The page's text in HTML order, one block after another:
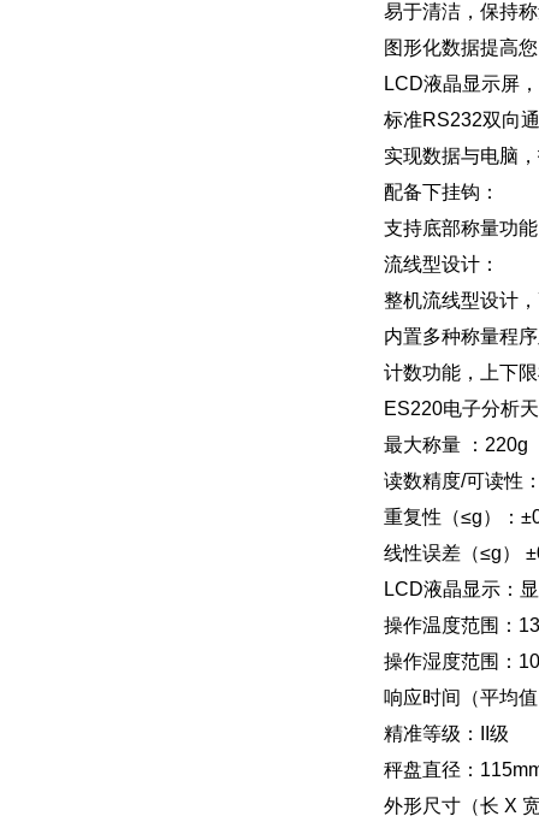
易于清洁，保持
图形化数据提高
LCD液晶显示屏
标准RS232双向
实现数据与电脑
配备下挂钩：
支持底部称量功
流线型设计：
整机流线型设计
内置多种称量程
计数功能，上下
ES220电子分析
最大称量 ：220g
读数精度/可
重复性（≤g）
线性误差（
LCD液晶显示：
操作温度范围：
操作湿度范围：
响应时间（平均
精准等级：II级
秤盘直径：
外形尺寸（长 X